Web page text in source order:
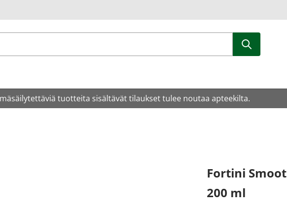
tuotteita sisältävät tilaukset tulee noutaa apteekilta.
Fortini
200 ml